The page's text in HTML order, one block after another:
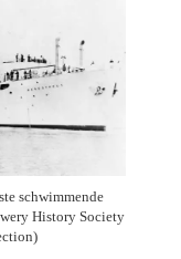
schwimmende
History Society